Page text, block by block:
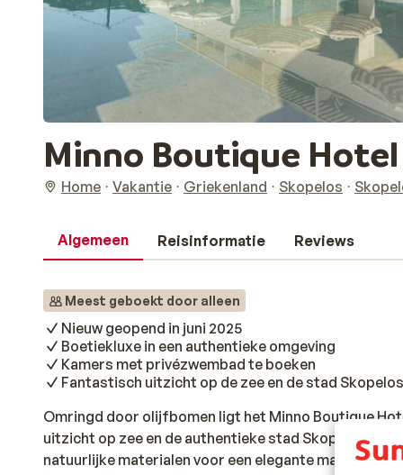
Minno Boutique Hotel
Home Vakantie Griekenland Skopelos
Algemeen Reisinformatie Reviews
Meest geboekt door alleen
Nieuw geopend in juni 2025
Boetiekluxe in een authentieke omgeving
Kamers met privézwembad te boeken
Fantastisch uitzicht op de zee en de stad Skopelos
Omringd door olijfbomen ligt het Minno Boutique
uitzicht op zee en de authentieke stad Skopelos. Dit
natuurlijke materialen voor een elegante maar